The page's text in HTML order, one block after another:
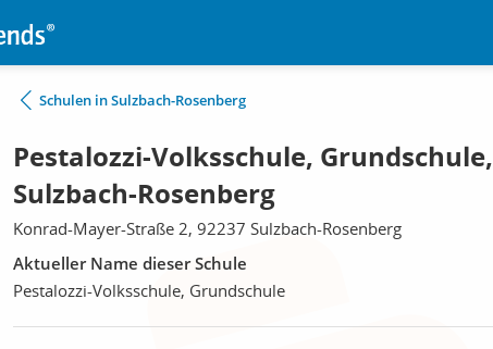
Schulen in Sulzbach-Rosenberg
Pestalozzi-Volksschule, Grundschule,
Sulzbach-Rosenberg
Konrad-Mayer-Straße 2, 92237 Sulzbach-Rosenberg
Aktueller Name dieser Schule
Pestalozzi-Volksschule, Grundschule